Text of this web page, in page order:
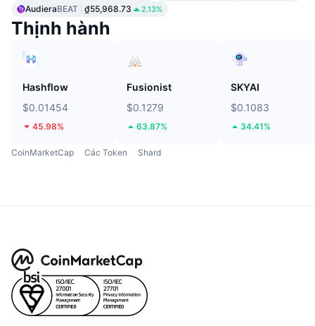
AudieraBEAT ₫55,968.73 2.13%
Thịnh hành
Hashflow
$0.01454
45.98%
Fusionist
$0.1279
63.87%
SKYAI
$0.1083
34.41%
CoinMarketCap Các Token Shard